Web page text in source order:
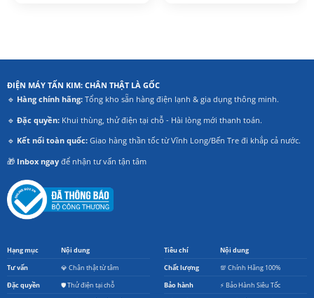
ĐIỆN MÁY TẤN KIM: CHÂN THẬT LÀ GỐC
🔹 Hàng chính hãng:Tổng kho sẵn hàng điện lạnh & gia dụng thông minh.
🔹 Đặc quyền:Khui thùng, thử điện tại chỗ - Hài lòng mới thanh toán.
🔹 Kết nối toàn quốc:Giao hàng thần tốc từ Vĩnh Long/Bến Tre đi khắp cả nước.
🎁 Inbox ngayđể nhận tư vấn tận tâm
Hạng mục Nội dung
Tư vấn 💎 Chân thật từ tâm
Đặc quyền 🛡️ Thử điện tại chỗ
Tiêu chí Nội dung
Chất lượng 💯 Chính Hãng 100%
Bảo hành ⚡ Bảo Hành Siêu Tốc